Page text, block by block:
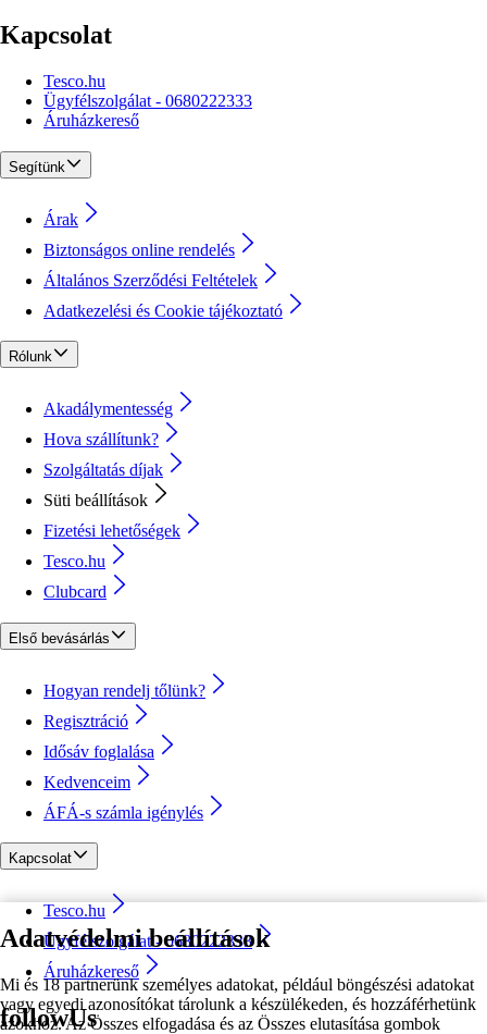
Adatvédelmi beállítások
Mi és 18 partnerünk személyes adatokat, például böngészési adatokat
vagy egyedi azonosítókat tárolunk a készülékeden, és hozzáférhetünk
azokhoz. Az Összes elfogadása és az Összes elutasítása gombok
Kapcsolat
Tesco.hu
Ügyfélszolgálat - 0680222333
Áruházkereső
Segítünk
Árak
Biztonságos online rendelés
Általános Szerződési Feltételek
Adatkezelési és Cookie tájékoztató
Rólunk
Akadálymentesség
Hova szállítunk?
Szolgáltatás díjak
Süti beállítások
Fizetési lehetőségek
Tesco.hu
Clubcard
Első bevásárlás
Hogyan rendelj tőlünk?
Regisztráció
Idősáv foglalása
Kedvenceim
ÁFÁ-s számla igénylés
Kapcsolat
Tesco.hu
Ügyfélszolgálat - 0680222333
Áruházkereső
followUs